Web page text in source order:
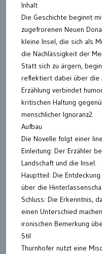
Inhalt
Die Geschichte beginnt
zugefrorenen Neuen
kleine Insel, die sich als
die Nachlässigkeit der
Statt sich zu ärgern,
reflektiert dabei über die
Erzählung verbindet
kritischen Haltung
menschlicher Ignoranz2.
Aufbau
Die Novelle folgt einer
Einleitung: Der Erzähler
Landschaft und die Insel.
Hauptteil: Die
über die
Schluss: Die Erkenntnis,
einen Unterschied
ironischen Bemerkung
Stil
Thurnhofer nutzt eine